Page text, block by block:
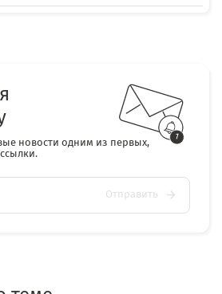
новости одним из первых,
Отправить